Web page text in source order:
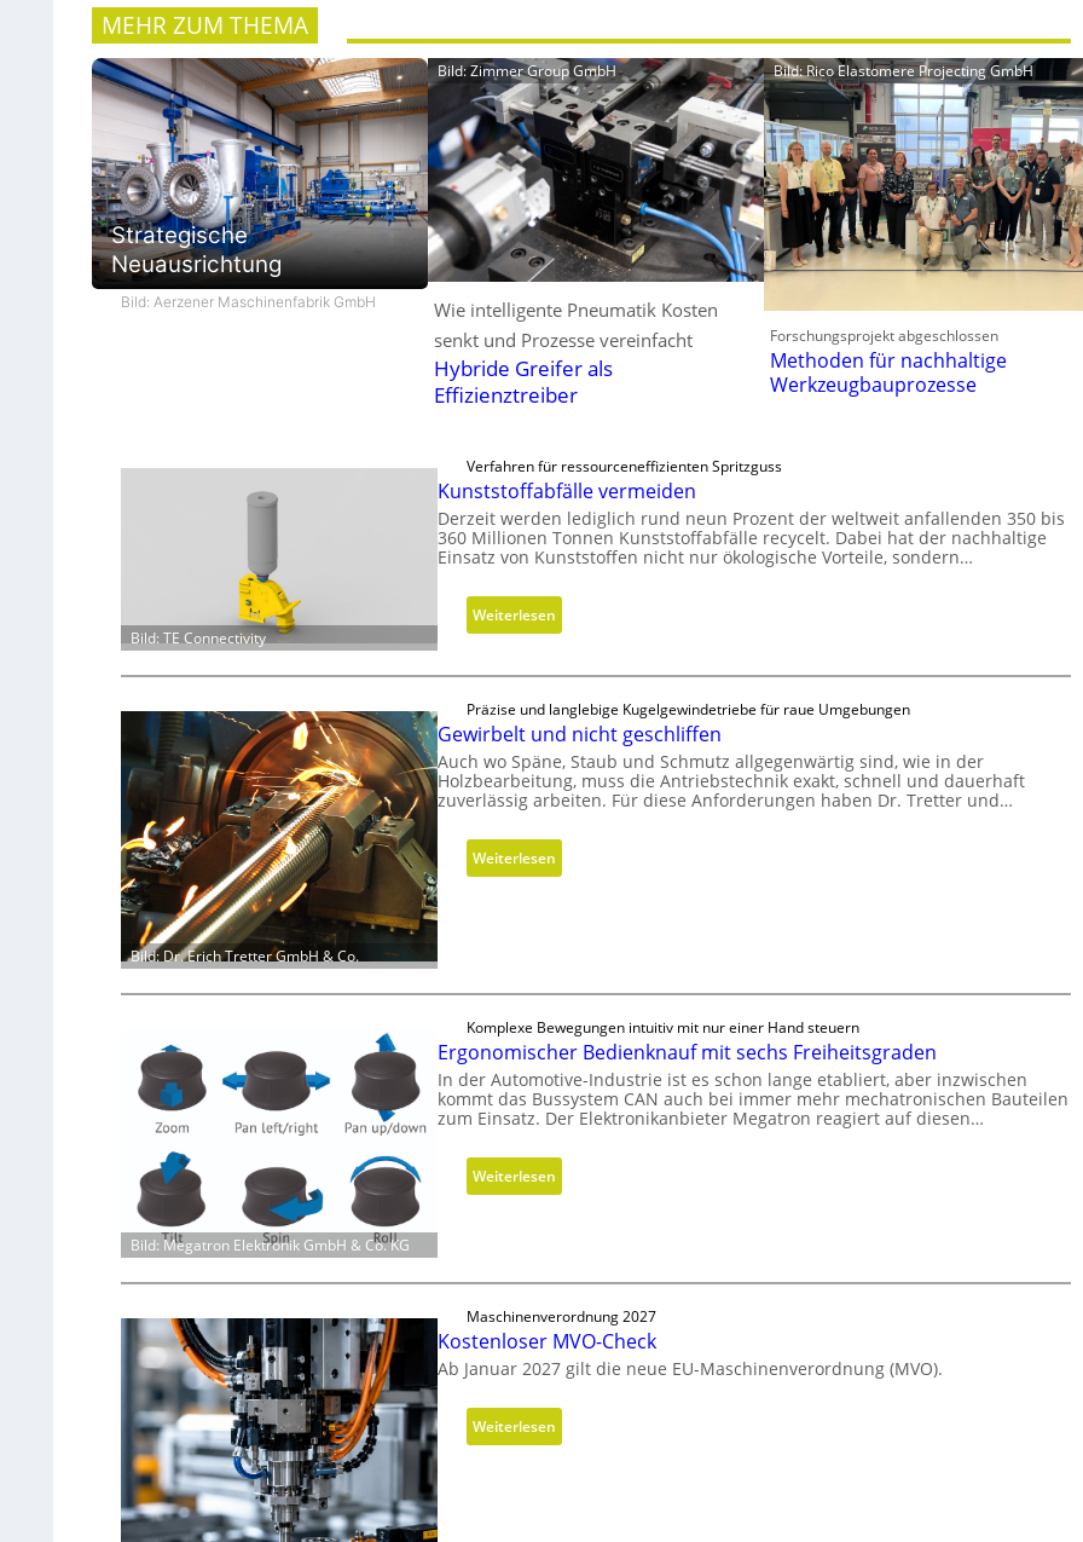
MEHR ZUM THEMA
Strategische
Neuausrichtung
Bild: Aerzener Maschinenfabrik GmbH
Bild: Zimmer Group GmbH
Wie intelligente Pneumatik Kosten
senkt und Prozesse vereinfacht
Hybride Greifer als
Effizienztreiber
Bild: Rico Elastomere Projecting GmbH
Forschungsprojekt abgeschlossen
Methoden für nachhaltige
Werkzeugbauprozesse
Bild: TE Connectivity
Verfahren für ressourceneffizienten Spritzguss
Kunststoffabfälle vermeiden
Derzeit werden lediglich rund neun Prozent der weltweit anfallenden 350 bis
360 Millionen Tonnen Kunststoffabfälle recycelt. Dabei hat der nachhaltige
Einsatz von Kunststoffen nicht nur ökologische Vorteile, sondern…
Weiterlesen:
K
s
t
s
t
f
f
l
e
v
e
r
e
i
Bild: Dr. Erich Tretter GmbH & Co.
Präzise und langlebige Kugelgewindetriebe für raue Umgebungen
Gewirbelt und nicht geschliffen
Auch wo Späne, Staub und Schmutz allgegenwärtig sind, wie in der
Holzbearbeitung, muss die Antriebstechnik exakt, schnell und dauerhaft
zuverlässig arbeiten. Für diese Anforderungen haben Dr. Tretter und…
Weiterlesen:
G
e
l
t
u
d
n
t
g
e
s
h
l
Bild: Megatron Elektronik GmbH & Co. KG
Komplexe Bewegungen intuitiv mit nur einer Hand steuern
Ergonomischer Bedienknauf mit sechs Freiheitsgraden
In der Automotive-Industrie ist es schon lange etabliert, aber inzwischen
kommt das Bussystem CAN auch bei immer mehr mechatronischen Bauteilen
zum Einsatz. Der Elektronikanbieter Megatron reagiert auf diesen…
Weiterlesen:
E
o
m
i
s
c
Maschinenverordnung 2027
Kostenloser MVO-Check
Ab Januar 2027 gilt die neue EU-Maschinenverordnung (MVO).
Weiterlesen:
K